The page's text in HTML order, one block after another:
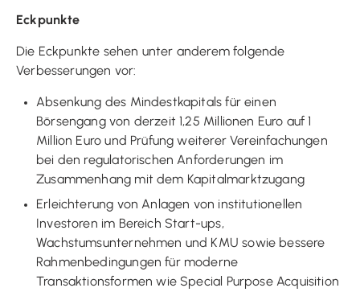
Eckpunkte
Die Eckpunkte sehen unter anderem folgende
Verbesserungen vor:
Absenkung des Mindestkapitals für einen
Börsengang von derzeit 1,25 Millionen Euro auf 1
Million Euro und Prüfung weiterer Vereinfachungen
bei den regulatorischen Anforderungen im
Zusammenhang mit dem Kapitalmarktzugang
Erleichterung von Anlagen von institutionellen
Investoren im Bereich Start-ups,
Wachstumsunternehmen und KMU sowie bessere
Rahmenbedingungen für moderne
Transaktionsformen wie Special Purpose Acquisition